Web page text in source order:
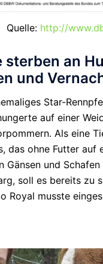
Quelle: http://
sterben an
und
Star-
auf einer
Als eine
das ohne Futter auf
Gänsen und
soll es bereits zu
Royal musste